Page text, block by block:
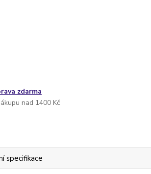
zdarma
nad 1400 Kč
specifikace